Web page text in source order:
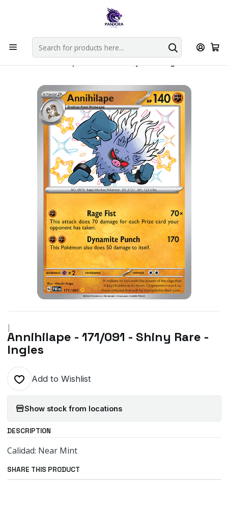
Por compras en cartas singles superiores a 49.990 el envio es
Explorar singles
Home Juegos de cartas TCG Pokémon TCG
Singles de Pokémon
|
Annihilape - 171/091 - Shiny Rare -
Ingles
Add to Wishlist
Show stock from locations
DESCRIPTION
Calidad: Near Mint
SHARE THIS PRODUCT